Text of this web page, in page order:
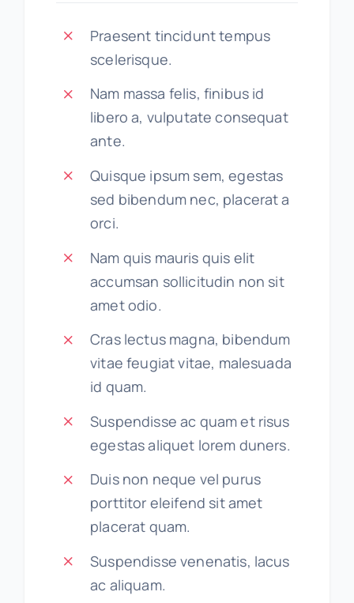
Praesent tincidunt tempus
scelerisque.
Nam massa felis, finibus id
libero a, vulputate consequat
ante.
Quisque ipsum sem, egestas
sed bibendum nec, placerat a
orci.
Nam quis mauris quis elit
accumsan sollicitudin non sit
amet odio.
Cras lectus magna, bibendum
vitae feugiat vitae, malesuada
id quam.
Suspendisse ac quam et risus
egestas aliquet lorem duners.
Duis non neque vel purus
porttitor eleifend sit amet
placerat quam.
Suspendisse venenatis, lacus
ac aliquam.